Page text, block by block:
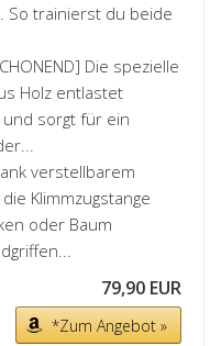
So trainierst du beide
Die spezielle
Holz entlastet
sorgt für ein
verstellbarem
Klimmzugstange
oder Baum
79,90 EUR
*Zum Angebot »